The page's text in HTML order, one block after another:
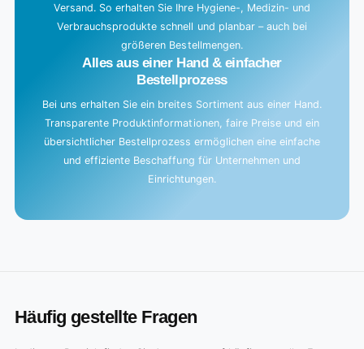
Versand. So erhalten Sie Ihre Hygiene-, Medizin- und
Verbrauchsprodukte schnell und planbar – auch bei
größeren Bestellmengen.
Alles aus einer Hand & einfacher
Bestellprozess
Bei uns erhalten Sie ein breites Sortiment aus einer Hand.
Transparente Produktinformationen, faire Preise und ein
übersichtlicher Bestellprozess ermöglichen eine einfache
und effiziente Beschaffung für Unternehmen und
Einrichtungen.
Häufig gestellte Fragen